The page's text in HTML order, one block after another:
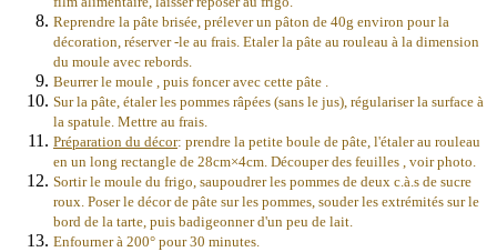
Reprendre la pâte brisée, prélever un pâton de 40g environ pour la
décoration, réserver -le au frais. Etaler la pâte au rouleau à la dimension
du moule avec rebords.
Beurrer le moule , puis fonceravec cette pâte .
Sur la pâte, étaler les pommes râpées (sans le jus), régulariser la surface à
la spatule. Mettre au frais.
Préparation du décor: prendre la petite boule de pâte, l'étaler au rouleau
en un long rectangle de 28cm×4cm. Découper des feuilles , voir photo.
Sortir le moule du frigo, saupoudrer les pommes de deux c.à.s de sucre
roux. Poser le décor de pâte sur les pommes, souder les extrémités sur le
bord de la tarte, puis badigeonner d'un peu de lait.
Enfourner à 200° pour 30 minutes.